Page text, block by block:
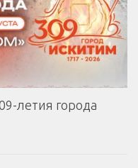
летия города